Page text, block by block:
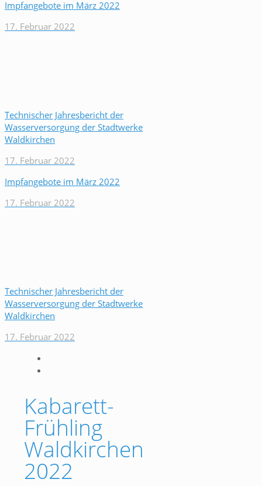
Impfangebote im März 2022
17. Februar 2022
Technischer Jahresbericht der
Wasserversorgung der Stadtwerke
Waldkirchen
17. Februar 2022
Impfangebote im März 2022
17. Februar 2022
Technischer Jahresbericht der
Wasserversorgung der Stadtwerke
Waldkirchen
17. Februar 2022
Kabarett-
Frühling
Waldkirchen
2022